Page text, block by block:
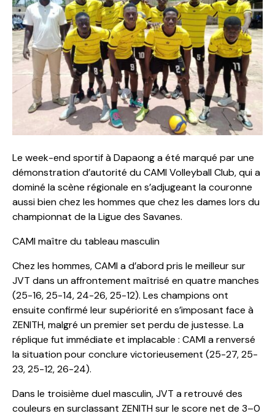
Le week-end sportif à Dapaong a été marqué par une
démonstration d’autorité du CAMI Volleyball Club, qui a
dominé la scène régionale en s’adjugeant la couronne
aussi bien chez les hommes que chez les dames lors du
championnat de la Ligue des Savanes.
CAMI maître du tableau masculin
Chez les hommes, CAMI a d’abord pris le meilleur sur
JVT dans un affrontement maîtrisé en quatre manches
(25-16, 25-14, 24-26, 25-12). Les champions ont
ensuite confirmé leur supériorité en s’imposant face à
ZENITH, malgré un premier set perdu de justesse. La
réplique fut immédiate et implacable : CAMI a renversé
la situation pour conclure victorieusement (25-27, 25-
23, 25-12, 26-24).
Dans le troisième duel masculin, JVT a retrouvé des
couleurs en surclassant ZENITH sur le score net de 3–0